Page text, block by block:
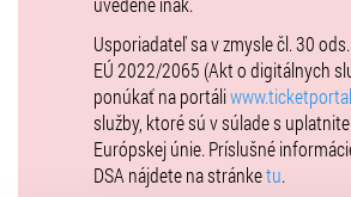
Hudobný fond, mesto Bratislava, mestská
Mesto, Sociálny a kultúrny fond SOZA,
Slovensku a Poľský inštitút v Bratislave.
Viac informácií:www.albrechtforum.com
Zmena programu a účinkujúcich vyhradená.
Tešíme sa na Vás!
Usporiadateľ sa v zmysle čl. 30
EÚ 2022/2065 (Akt o digitálnych
ponúkať na portáli
služby, ktoré sú v súlade s
Európskej únie. Príslušné
DSA nájdete na stránketu.